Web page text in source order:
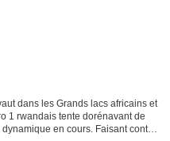
dans les Grands lacs africains et
1 rwandais tente dorénavant de
en cours. Faisant contre